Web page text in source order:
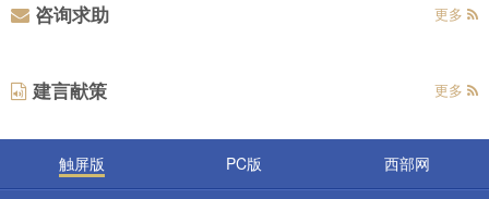
咨询求助 更多
建言献策 更多
触屏版 PC版 西部网